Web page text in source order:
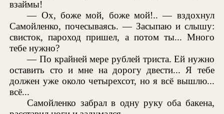
взаймы!
— Ох, боже мой, боже мой!.. — вздохнул
Самойленко, почесываясь. — Засыпаю и слышу:
свисток, пароход пришел, а потом ты... Много
тебе нужно?
— По крайней мере рублей триста. Ей нужно
оставить сто и мне на дорогу двести... Я тебе
должен уже около четырехсот, но я всё вышлю...
всё...
Самойленко забрал в одну руку оба бакена,